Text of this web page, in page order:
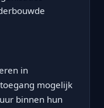
in
mogelijk
binnen hun